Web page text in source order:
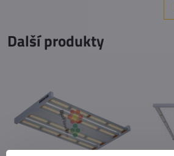
Další produkty